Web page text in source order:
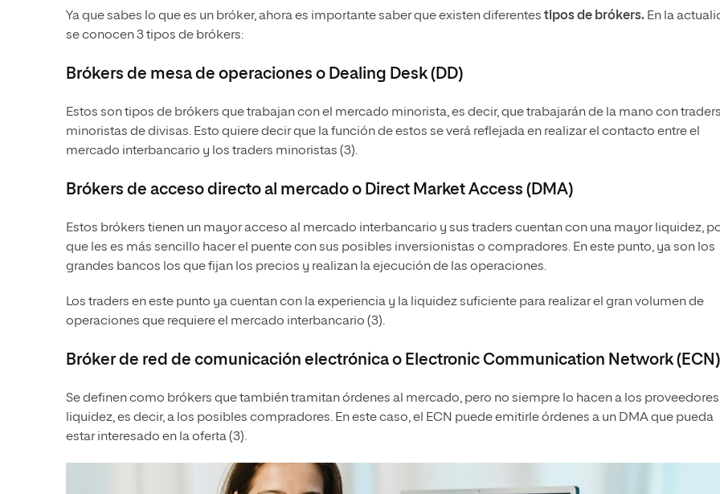
Ya que sabes lo que es un bróker, ahora es importante saber que existen diferentes tipos de brókers. En la
se conocen 3 tipos de brókers:
Brókers de mesa de operaciones o Dealing Desk (DD)
Estos son tipos de brókers que trabajan con el mercado minorista, es decir, que trabajarán de la mano con traders
minoristas de divisas. Esto quiere decir que la función de estos se verá reflejada en realizar el contacto entre el
mercado interbancario y los traders minoristas (3).
Brókers de acceso directo al mercado o Direct Market Access (DMA)
Estos brókers tienen un mayor acceso al mercado interbancario y sus traders cuentan con una mayor liquidez,
que les es más sencillo hacer el puente con sus posibles inversionistas o compradores. En este punto, ya son los
grandes bancos los que fijan los precios y realizan la ejecución de las operaciones.
Los traders en este punto ya cuentan con la experiencia y la liquidez suficiente para realizar el gran volumen de
operaciones que requiere el mercado interbancario (3).
Bróker de red de comunicación electrónica o Electronic Communication Network (ECN)
Se definen como brókers que también tramitan órdenes al mercado, pero no siempre lo hacen a los
liquidez, es decir, a los posibles compradores. En este caso, el ECN puede emitirle órdenes a un DMA que pueda
estar interesado en la oferta (3).